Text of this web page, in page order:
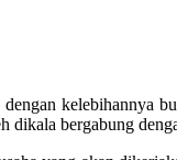
kelebihannya
bergabung